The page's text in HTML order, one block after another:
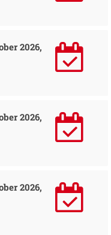
2026,
2026,
2026,